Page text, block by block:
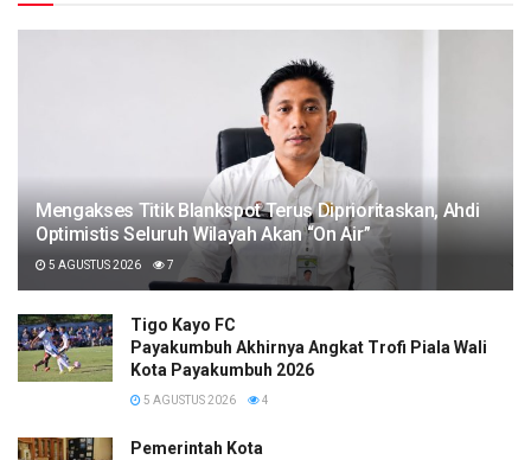
Mengakses Titik Blankspot Terus Diprioritaskan, Ahdi
Optimistis Seluruh Wilayah Akan “On Air”
5 AGUSTUS 2026 7
Tigo Kayo FC
Payakumbuh Akhirnya Angkat Trofi Piala Wali
Kota Payakumbuh 2026
5 AGUSTUS 2026 4
Pemerintah Kota